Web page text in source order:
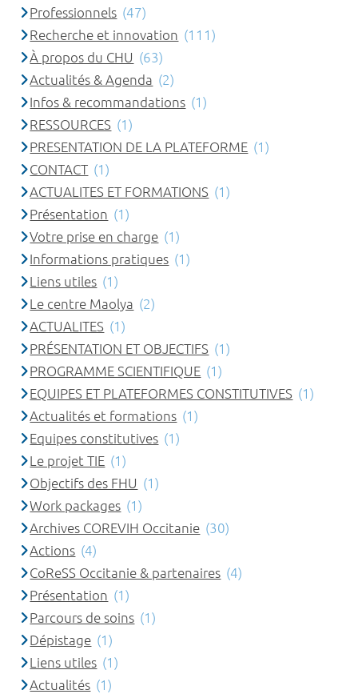
Professionnels (47)
Recherche et innovation (111)
À propos du CHU (63)
Actualités & Agenda (2)
Infos & recommandations (1)
RESSOURCES (1)
PRESENTATION DE LA PLATEFORME (1)
CONTACT (1)
ACTUALITES ET FORMATIONS (1)
Présentation (1)
Votre prise en charge (1)
Informations pratiques (1)
Liens utiles (1)
Le centre Maolya (2)
ACTUALITES (1)
PRÉSENTATION ET OBJECTIFS (1)
PROGRAMME SCIENTIFIQUE (1)
EQUIPES ET PLATEFORMES CONSTITUTIVES (1)
Actualités et formations (1)
Equipes constitutives (1)
Le projet TIE (1)
Objectifs des FHU (1)
Work packages (1)
Archives COREVIH Occitanie (30)
Actions (4)
CoReSS Occitanie & partenaires (4)
Présentation (1)
Parcours de soins (1)
Dépistage (1)
Liens utiles (1)
Actualités (1)